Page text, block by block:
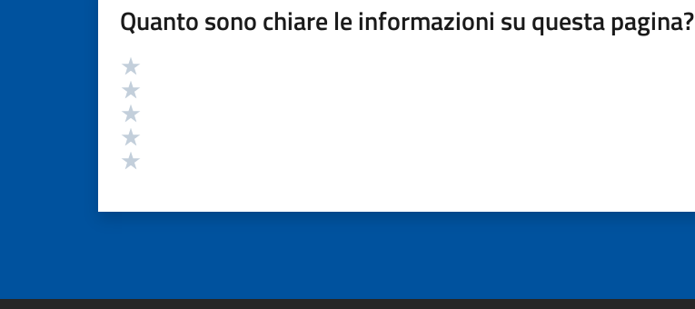
Quanto sono chiare le informazioni su questa pagina?
Valutazione